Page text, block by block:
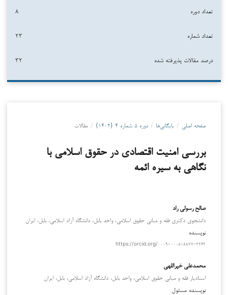
تعداد دوره ۸
تعداد شماره ۲۳
درصد مقالات پذیرفته شده ۳۲
صفحه اصلی / بایگانی‌ها / دوره ۵ شماره ۴ (۱۴۰۲) / مقالات
بررسی امنیت اقتصادی در حقوق اسلامی با
نگاهی به سیره ائمه
صالح رسولی راد
دانشجوی دکتری فقه و مبانی حقوق اسلامی، واحد بابل، دانشگاه آزاد اسلامی، بابل، ایران
نویسنده
https://orcid.org/۰۰۰۹-۰۰۰۸-۸۸۷۷-۲۲۶۲
محمدعلی خیراللهی
استادیار فقه و مبانی حقوق اسلامی، واحد بابل، دانشگاه آزاد اسلامی، بابل، ایران
نویسنده مسئول